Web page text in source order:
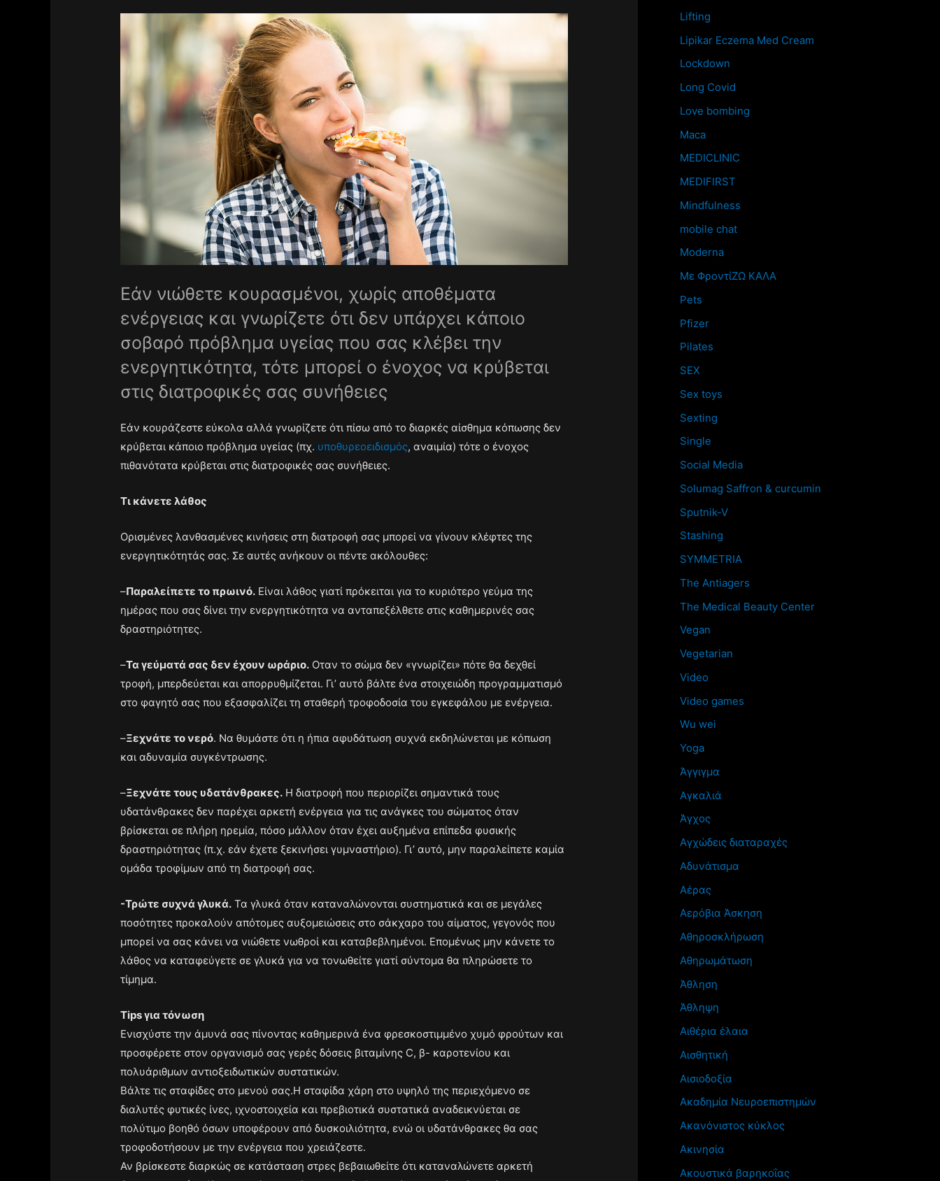
Εάν νιώθετε κουρασμένοι, χωρίς αποθέματα
ενέργειας και γνωρίζετε ότι δεν υπάρχει κάποιο
σοβαρό πρόβλημα υγείας που σας κλέβει την
ενεργητικότητα, τότε μπορεί ο ένοχος να κρύβεται
στις διατροφικές σας συνήθειες
Εάν κουράζεστε εύκολα αλλά γνωρίζετε ότι πίσω από το διαρκές αίσθημα κόπωσης δεν
κρύβεται κάποιο πρόβλημα υγείας (πχ. υποθυρεοειδισμός, αναιμία) τότε ο ένοχος
πιθανότατα κρύβεται στις διατροφικές σας συνήθειες.
Τι κάνετε λάθος
Ορισμένες λανθασμένες κινήσεις στη διατροφή σας μπορεί να γίνουν κλέφτες της
ενεργητικότητάς σας. Σε αυτές ανήκουν οι πέντε ακόλουθες:
–Παραλείπετε το πρωινό. Είναι λάθος γιατί πρόκειται για το κυριότερο γεύμα της
ημέρας που σας δίνει την ενεργητικότητα να ανταπεξέλθετε στις καθημερινές σας
δραστηριότητες.
–Τα γεύματά σας δεν έχουν ωράριο. Οταν το σώμα δεν «γνωρίζει» πότε θα δεχθεί
τροφή, μπερδεύεται και απορρυθμίζεται. Γι’ αυτό βάλτε ένα στοιχειώδη προγραμματισμό
στο φαγητό σας που εξασφαλίζει τη σταθερή τροφοδοσία του εγκεφάλου με ενέργεια.
–Ξεχνάτε το νερό. Να θυμάστε ότι η ήπια αφυδάτωση συχνά εκδηλώνεται με κόπωση
και αδυναμία συγκέντρωσης.
–Ξεχνάτε τους υδατάνθρακες. Η διατροφή που περιορίζει σημαντικά τους
υδατάνθρακες δεν παρέχει αρκετή ενέργεια για τις ανάγκες του σώματος όταν
βρίσκεται σε πλήρη ηρεμία, πόσο μάλλον όταν έχει αυξημένα επίπεδα φυσικής
δραστηριότητας (π.χ. εάν έχετε ξεκινήσει γυμναστήριο). Γι’ αυτό, μην παραλείπετε καμία
ομάδα τροφίμων από τη διατροφή σας.
-Τρώτε συχνά γλυκά. Τα γλυκά όταν καταναλώνονται συστηματικά και σε μεγάλες
ποσότητες προκαλούν απότομες αυξομειώσεις στο σάκχαρο του αίματος, γεγονός που
μπορεί να σας κάνει να νιώθετε νωθροί και καταβεβλημένοι. Επομένως μην κάνετε το
λάθος να καταφεύγετε σε γλυκά για να τονωθείτε γιατί σύντομα θα πληρώσετε το
τίμημα.
Tips για τόνωση
Ενισχύστε την άμυνά σας πίνοντας καθημερινά ένα φρεσκοστιμμένο χυμό φρούτων και
προσφέρετε στον οργανισμό σας γερές δόσεις βιταμίνης C, β- καροτενίου και
πολυάριθμων αντιοξειδωτικών συστατικών.
Βάλτε τις σταφίδες στο μενού σας.Η σταφίδα χάρη στο υψηλό της περιεχόμενο σε
διαλυτές φυτικές ίνες, ιχνοστοιχεία και πρεβιοτικά συστατικά αναδεικνύεται σε
πολύτιμο βοηθό όσων υποφέρουν από δυσκοιλιότητα, ενώ οι υδατάνθρακες θα σας
τροφοδοτήσουν με την ενέργεια που χρειάζεστε.
Αν βρίσκεστε διαρκώς σε κατάσταση στρες βεβαιωθείτε ότι καταναλώνετε αρκετή
Lifting
Lipikar Eczema Med Cream
Lockdown
Long Covid
Love bombing
Maca
MEDICLINIC
MEDIFIRST
Mindfulness
mobile chat
Moderna
Mε ΦροντίΖΩ ΚΑΛΑ
Pets
Pfizer
Pilates
SEX
Sex toys
Sexting
Single
Social Media
Solumag Saffron & curcumin
Sputnik-V
Stashing
SYMMETRIA
The Antiagers
The Medical Beauty Center
Vegan
Vegetarian
Video
Video games
Wu wei
Yoga
Άγγιγμα
Αγκαλιά
Άγχος
Αγχώδεις διαταραχές
Αδυνάτισμα
Αέρας
Αερόβια Άσκηση
Αθηροσκλήρωση
Αθηρωμάτωση
Άθληση
Άθληψη
Αιθέρια έλαια
Αισθητική
Αισιοδοξία
Ακαδημία Νευροεπιστημών
Ακανόνιστος κύκλος
Ακινησία
Ακουστικά βαρηκοΐας